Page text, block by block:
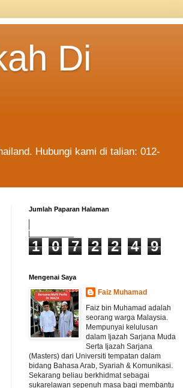
Di
Hubungi kami di talian: 012-
Jumlah Paparan Halaman
1 0 7 2 2 4 9
Mengenai Saya
Faiz Muhamad
Faiz bin Muhamad adalah
seorang warga Malaysia.
Mempunyai kelulusan
dalam Ijazah Sarjana Muda
Serta Ijazah Sarjana
(Masters) dari Universiti tempatan dalam
bidang Bahasa Arab, Syariah & Komunikasi.
Sekarang beliau berkhidmat sebagai
sukarelawan sepenuh masa bagi membantu